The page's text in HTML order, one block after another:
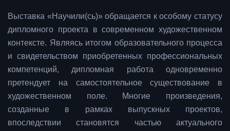
Выставка «Научили(сь)» обращается к особому статусу
дипломного проекта в современном художественном
контексте. Являясь итогом образовательного процесса
и свидетельством приобретенных профессиональных
компетенций, дипломная работа одновременно
претендует на самостоятельное существование в
художественном поле. Многие произведения,
созданные в рамках выпускных проектов,
впоследствии становятся частью актуального